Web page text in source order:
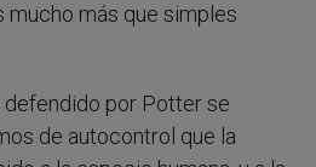
más que simples
por Potter se
de autocontrol que la